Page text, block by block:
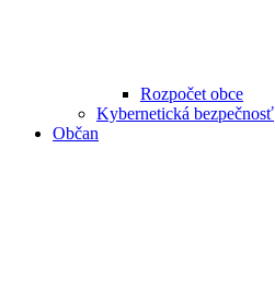
Rozpočet obce
Kybernetická bezpečnosť
Občan